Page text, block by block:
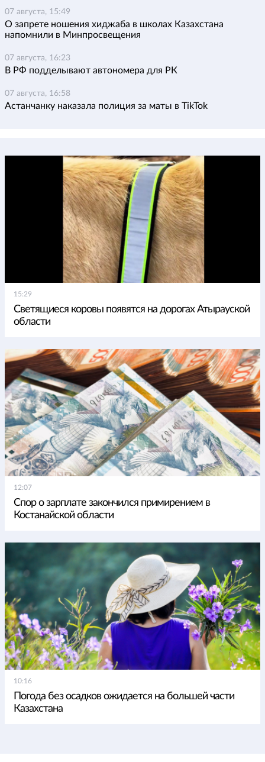
07 августа, 15:49
О запрете ношения хиджаба в школах Казахстана
напомнили в Минпросвещения
07 августа, 16:23
В РФ подделывают автономера для РК
07 августа, 16:58
Астанчанку наказала полиция за маты в TikTok
15:29
Светящиеся коровы появятся на дорогах Атырауской
области
12:07
Спор о зарплате закончился примирением в
Костанайской области
10:16
Погода без осадков ожидается на большей части
Казахстана